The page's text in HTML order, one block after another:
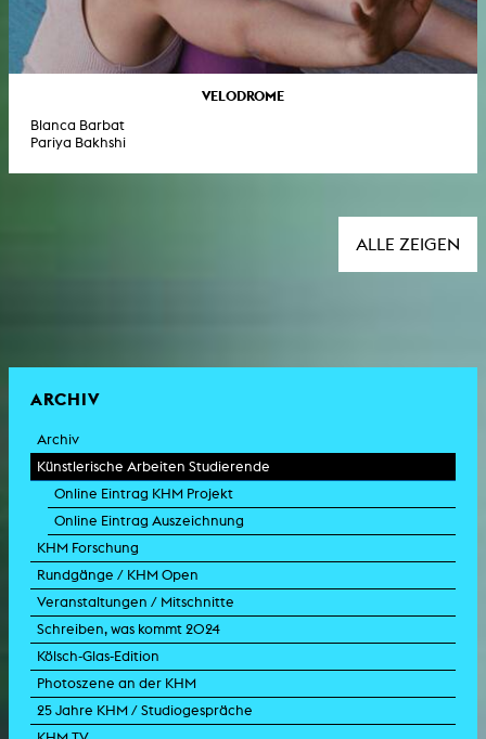
VELODROME
Blanca Barbat
Pariya Bakhshi
ALLE ZEIGEN
ARCHIV
Archiv
Künstlerische Arbeiten Studierende
Online Eintrag KHM Projekt
Online Eintrag Auszeichnung
KHM Forschung
Rundgänge / KHM Open
Veranstaltungen / Mitschnitte
Schreiben, was kommt 2024
Kölsch-Glas-Edition
Photoszene an der KHM
25 Jahre KHM / Studiogespräche